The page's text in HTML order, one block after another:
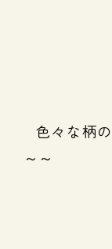
色々な柄の
～～